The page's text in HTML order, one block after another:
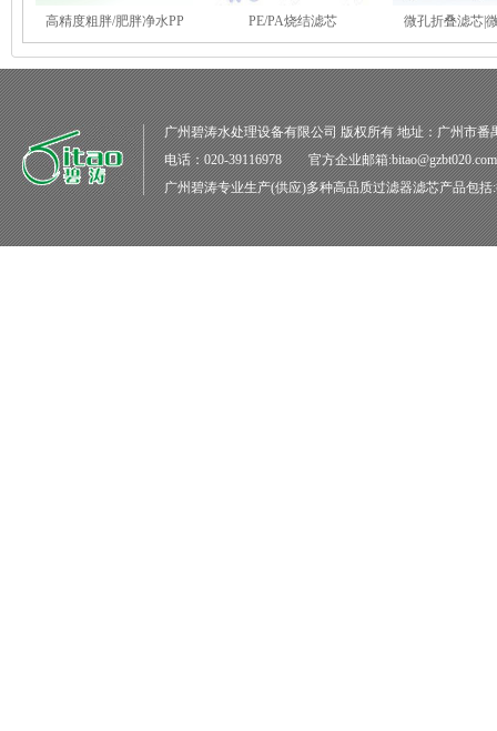
高精度粗胖/肥胖净水PP PE/PA烧结滤芯 微孔折叠滤芯|
广州碧涛水处理设备有限公司版权所有 地址：广州市番
电话：020-39116978 官方企业邮箱
广州碧涛专业生产(供应)多种高品质过滤器滤芯产品包括: